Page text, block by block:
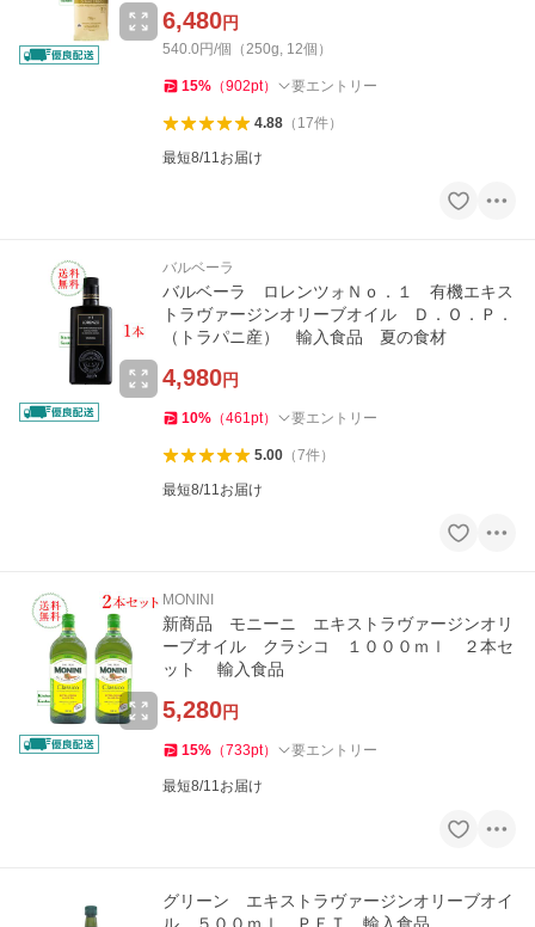
6,480円
540.0円/個（250g, 12個）
15% （902pt） 要エントリー
4.88（ 17件）
最短8/11お届け
バルベーラ
バルベーラ ロレンツォＮｏ．１ 有機エキス
トラヴァージンオリーブオイル Ｄ．Ｏ．Ｐ．
（トラパニ産） 輸入食品 夏の食材
4,980円
10% （461pt） 要エントリー
5.00（7件）
最短8/11お届け
MONINI
新商品 モニーニ エキストラヴァージンオリ
ーブオイル クラシコ １０００ｍｌ ２本セ
ット 輸入食品
5,280円
15% （733pt） 要エントリー
最短8/11お届け
グリーン エキストラヴァージンオリーブオイ